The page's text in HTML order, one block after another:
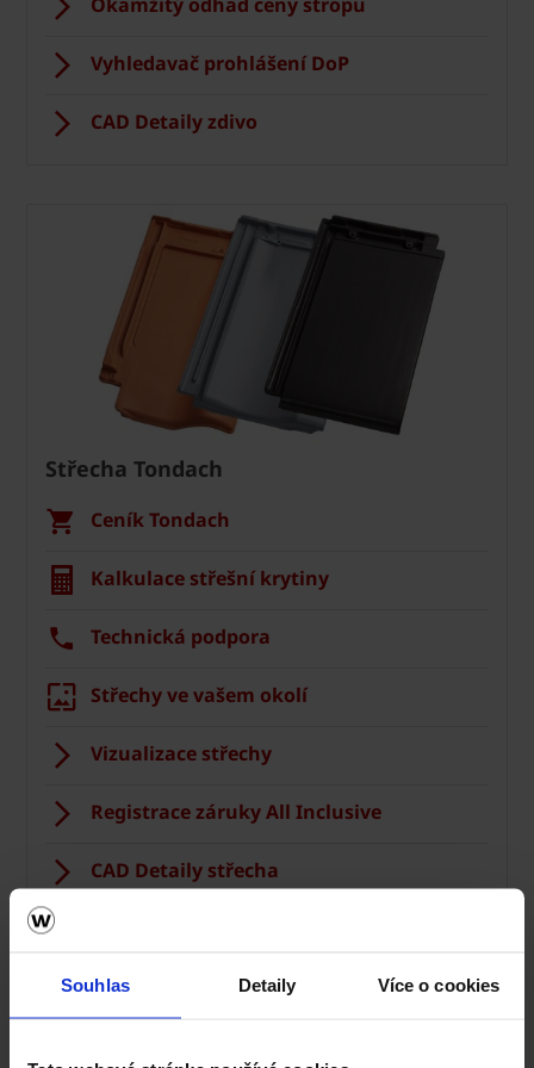
Souhlas Detaily Více o cookies
Vyhledavač prohlášení DoP
CAD Detaily zdivo
Střecha Tondach
Ceník Tondach
Kalkulace střešní krytiny
Technická podpora
Střechy ve vašem okolí
Vizualizace střechy
Registrace záruky All Inclusive
CAD Detaily střecha